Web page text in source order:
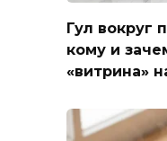
Гул вокруг
кому и
«витрина»